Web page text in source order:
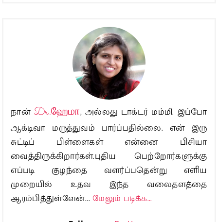
நான்Dr.ஹேமா, அல்லது டாக்டர் மம்மி. இப்போ
ஆக்டிவா மருத்துவம் பார்ப்பதில்லை. என் இரு
சுட்டிப் பிள்ளைகள் என்னை பிசியா
வைத்திருக்கிறார்கள்.புதிய பெற்றோர்களுக்கு
எப்படி குழந்தை வளர்ப்பதென்று எளிய
முறையில் உதவ இந்த வலைதளத்தை
ஆரம்பித்துள்ளேன்...மேலும் படிக்க...